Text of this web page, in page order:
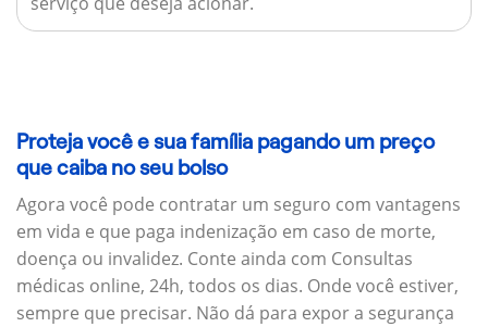
Proteja você e sua família pagando um preço
que caiba no seu bolso
Agora você pode contratar um seguro com vantagens
em vida e que paga indenização em caso de morte,
doença ou invalidez. Conte ainda com Consultas
médicas online, 24h, todos os dias. Onde você estiver,
sempre que precisar. Não dá para expor a segurança